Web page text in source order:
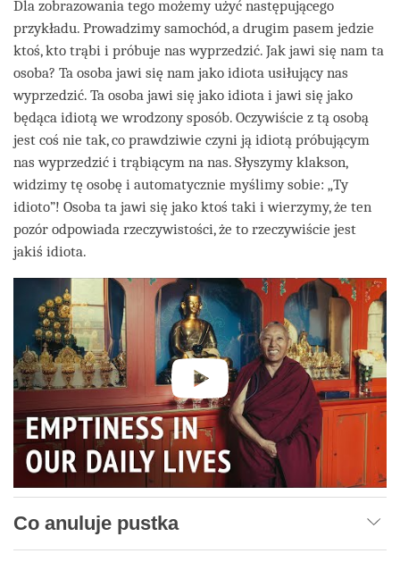
Dla zobrazowania tego możemy użyć następującego
przykładu. Prowadzimy samochód, a drugim pasem jedzie
ktoś, kto trąbi i próbuje nas wyprzedzić. Jak jawi się nam ta
osoba? Ta osoba jawi się nam jako idiota usiłujący nas
wyprzedzić. Ta osoba jawi się jako idiota i jawi się jako
będąca idiotą we wrodzony sposób. Oczywiście z tą osobą
jest coś nie tak, co prawdziwie czyni ją idiotą próbującym
nas wyprzedzić i trąbiącym na nas. Słyszymy klakson,
widzimy tę osobę i automatycznie myślimy sobie: „Ty
idioto”! Osoba ta jawi się jako ktoś taki i wierzymy, że ten
pozór odpowiada rzeczywistości, że to rzeczywiście jest
jakiś idiota.
Co anuluje pustka